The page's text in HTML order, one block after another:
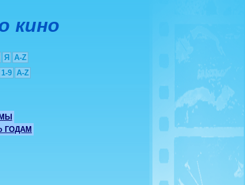
кино
Я
A-Z
1-9 A-Z
ГОДАМ